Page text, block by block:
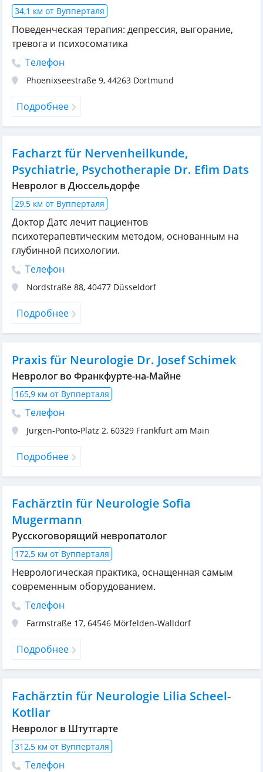
34,1 км от Вупперталя
Поведенческая терапия: депрессия, выгорание,
тревога и психосоматика
Телефон
Phoenixseestraße 9, 44263 Dortmund
Подробнее
Facharzt für Nervenheilkunde,
Psychiatrie, Psychotherapie Dr. Efim Dats
Невролог в Дюссельдорфе
29,5 км от Вупперталя
Доктор Датс лечит пациентов
психотерапевтическим методом, основанным на
глубинной психологии.
Телефон
Nordstraße 88, 40477 Düsseldorf
Подробнее
Praxis für Neurologie Dr. Josef Schimek
Невролог во Франкфурте-на-Майне
165,9 км от Вупперталя
Телефон
Jürgen-Ponto-Platz 2, 60329 Frankfurt am Main
Подробнее
Fachärztin für Neurologie Sofia
Mugermann
Русскоговорящий невропатолог
172,5 км от Вупперталя
Неврологическая практика, оснащенная самым
современным оборудованием.
Телефон
Farmstraße 17, 64546 Mörfelden-Walldorf
Подробнее
Fachärztin für Neurologie Lilia Scheel-
Kotliar
Невролог в Штутгарте
312,5 км от Вупперталя
Телефон